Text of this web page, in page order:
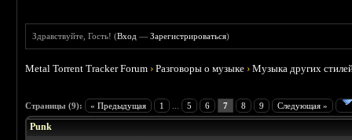
Здравствуйте, Гость! (Вход —Зарегистрироваться)
Metal Torrent Tracker Forum ›Разговоры о музыке ›Музыка других
Страницы (9): « Предыдущая 1 5 6 7 8 9 Следующая »
Punk